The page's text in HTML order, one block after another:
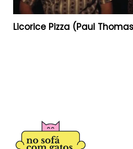
Licorice Pizza (Paul